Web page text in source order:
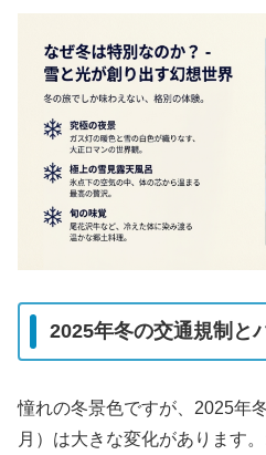
2025年冬の交通規制と
憧れの冬景色ですが、2025年
月）は大きな変化があります